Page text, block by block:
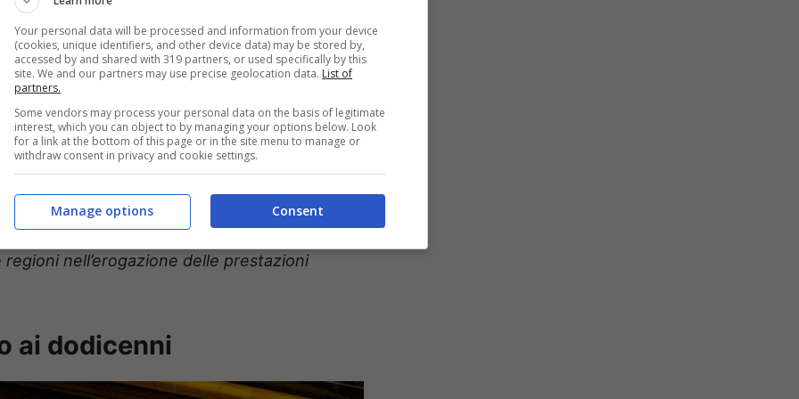
alle disuguaglianze perché
“non è
che abbiamo conosciuto in questi anni ed è
nell’erogazione delle prestazioni
ai dodicenni
Your personal data will be processed and information from your device
(cookies, unique identifiers, and other device data) may be stored by,
accessed by and shared with 319 partners, or used specifically by this
site. We and our partners may use precise geolocation data. List of
partners.
Some vendors may process your personal data on the basis of legitimate
interest, which you can object to by managing your options below. Look
for a link at the bottom of this page or in the site menu to manage or
withdraw consent in privacy and cookie settings.
Consent
Manage options